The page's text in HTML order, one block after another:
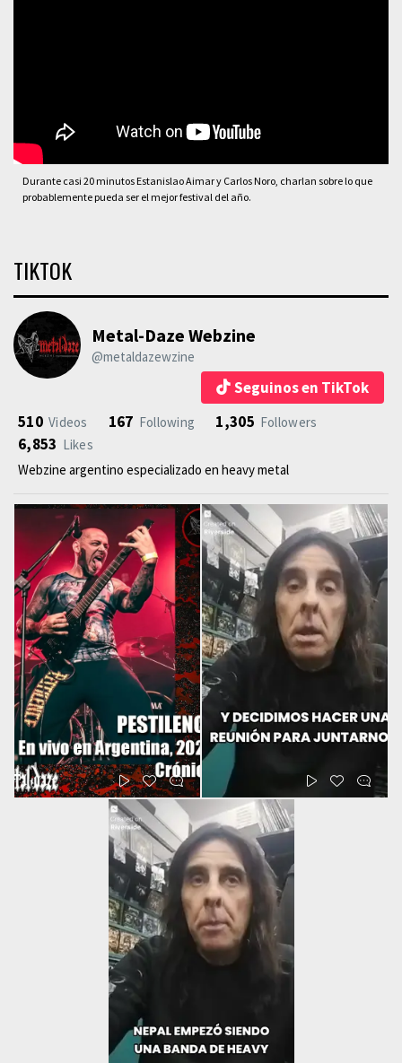
Durante casi 20 minutos Estanislao Aimar y Carlos Noro, charlan sobre lo que
probablemente pueda ser el mejor festival del año.
TIKTOK
Metal-Daze Webzine
@metaldazewzine
Seguinos en TikTok
510 Videos 167 Following 1,305 Followers
6,853 Likes
Webzine argentino especializado en heavy metal